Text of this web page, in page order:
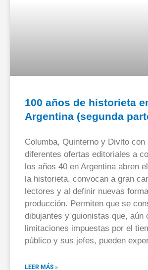
100 años de historieta
Argentina (segunda
Columba, Quinterno y Divito con
diferentes ofertas editoriales a
los años 40 en Argentina abren
la historieta, convocan a gran
lectores y al definir nuevas
producción. Permiten que se
dibujantes y guionistas que, aún
limitaciones impuestas por el
público y sus jefes, pueden
LEER MÁS »